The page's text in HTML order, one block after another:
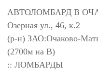
АВТОЛОМБАРД В
Озерная ул., 46, к.2
(р-н) ЗАО:Очаково-
(2700м на В)
:: ЛОМБАРДЫ